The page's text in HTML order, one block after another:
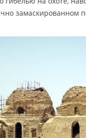
замаскированном